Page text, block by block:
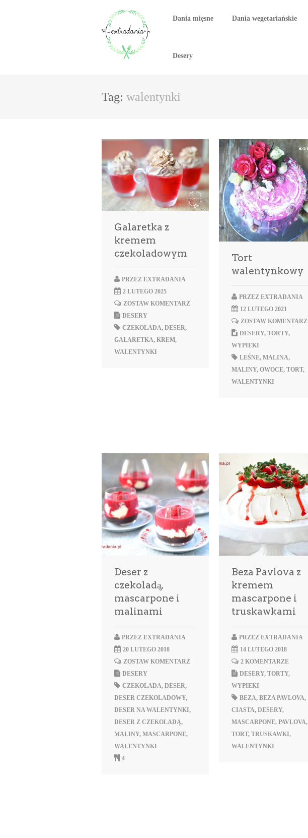
Dania mięsne Dania wegetariańskie
Desery
Tag: walentynki
Galaretka z
kremem
czekoladowym
PRZEZ EXTRADANIA
2 LUTEGO 2025
ZOSTAW KOMENTARZ
DESERY
CZEKOLADA, DESER,
GALARETKA, KREM,
WALENTYNKI
Tort
walentynkowy
PRZEZ EXTRADANIA
12 LUTEGO 2021
ZOSTAW KOMENTARZ
DESERY, TORTY,
WYPIEKI
LEŚNE, MALINA,
MALINY, OWOCE, TORT,
WALENTYNKI
Deser z
czekoladą,
mascarpone i
malinami
PRZEZ EXTRADANIA
20 LUTEGO 2018
ZOSTAW KOMENTARZ
DESERY
CZEKOLADA, DESER,
DESER CZEKOLADOWY,
DESER NA WALENTYNKI,
DESER Z CZEKOLADĄ,
MALINY, MASCARPONE,
WALENTYNKI
4
Beza Pavlova z
kremem
mascarpone i
truskawkami
PRZEZ EXTRADANIA
14 LUTEGO 2018
2 KOMENTARZE
DESERY, TORTY,
WYPIEKI
BEZA, BEZA PAVLOVA,
CIASTA, DESERY,
MASCARPONE, PAVLOVA,
TORT, TRUSKAWKI,
WALENTYNKI